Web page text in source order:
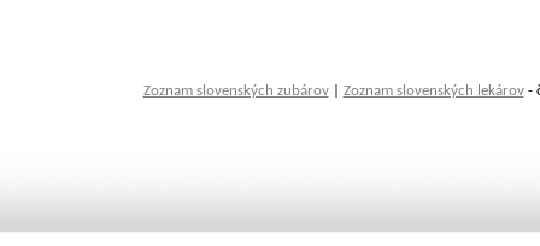
Zoznam slovenských zubárov| Zoznam slovenských lekárov-